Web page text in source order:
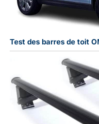
Test des barres de toit